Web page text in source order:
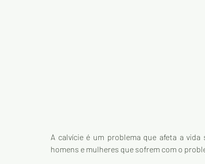
A calvície é um problema que afeta a
homens e mulheres que sofrem com o